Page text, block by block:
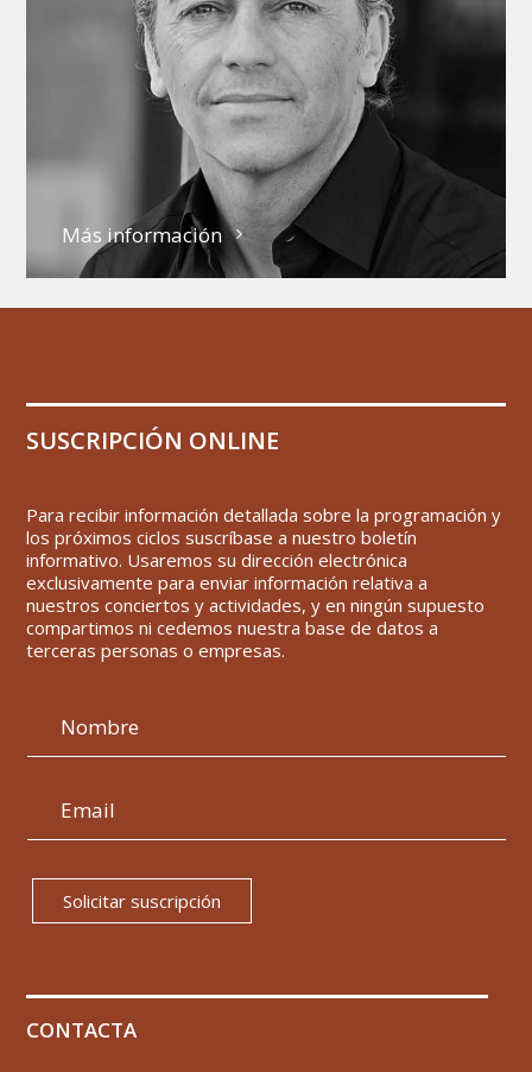
Más información
SUSCRIPCIÓN ONLINE
Para recibir información detallada sobre la programación y
los próximos ciclos suscríbase a nuestro boletín
informativo. Usaremos su dirección electrónica
exclusivamente para enviar información relativa a
nuestros conciertos y actividades, y en ningún supuesto
compartimos ni cedemos nuestra base de datos a
terceras personas o empresas.
Solicitar suscripción
CONTACTA